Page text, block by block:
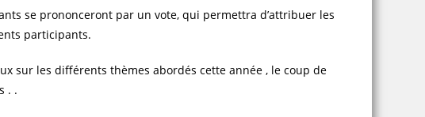
se prononceront par un vote, qui permettra d’attribuer les
participants.
sur les différents thèmes abordés cette année , le coup de
. .